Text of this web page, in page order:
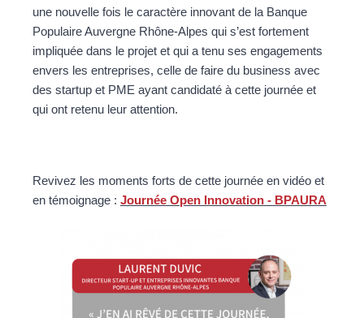
une nouvelle fois le caractère innovant de la Banque
Populaire Auvergne Rhône-Alpes qui s’est fortement
impliquée dans le projet et qui a tenu ses engagements
envers les entreprises, celle de faire du business avec
des startup et PME ayant candidaté à cette journée et
qui ont retenu leur attention.
Revivez les moments forts de cette journée en vidéo et
en témoignage : Journée Open Innovation - BPAURA